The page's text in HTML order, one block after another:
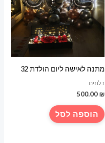
מתנה לאישה ליום הולדת 32
בלונים
500.00 ₪
הוספה לסל